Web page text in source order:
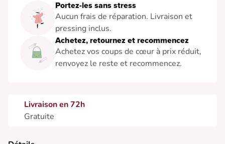
Portez-les sans stress
Aucun frais de réparation. Livraison et
pressing inclus.
Achetez, retournez et recommencez
Achetez vos coups de cœur à prix réduit,
renvoyez le reste et recommencez.
Livraison en 72h
Gratuite